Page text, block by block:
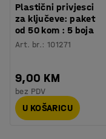
Plastični privjesci
za ključeve: paket
od 50 kom : 5 boja
Art. br.:101271
9,00 KM
bez PDV
U KOŠARICU